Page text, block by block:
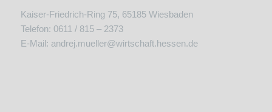
Kaiser-Friedrich-Ring 75, 65185 Wiesbaden
Telefon: 0611 / 815 – 2373
E-Mail: andrej.mueller@wirtschaft.hessen.de